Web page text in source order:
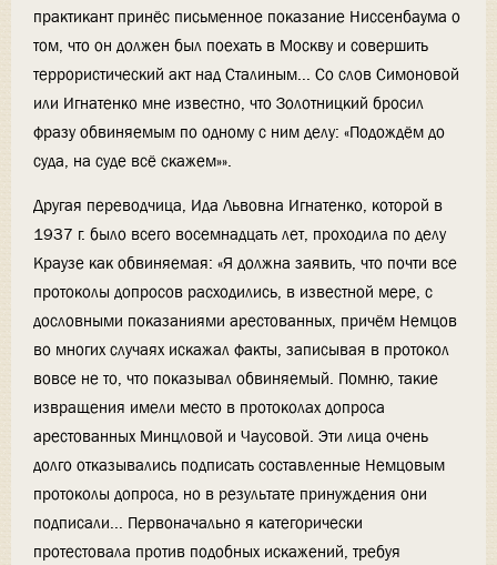
практикант принёс письменное показание Ниссенбаума о
том, что он должен был поехать в Москву и совершить
террористический акт над Сталиным... Со слов Симоновой
или Игнатенко мне известно, что Золотницкий бросил
фразу обвиняемым по одному с ним делу: «Подождём до
суда, на суде всё скажем»».
Другая переводчица, Ида Львовна Игнатенко, которой в
1937 г. было всего восемнадцать лет, проходила по делу
Краузе как обвиняемая: «Я должна заявить, что почти все
протоколы допросов расходились, в известной мере, с
дословными показаниями арестованных, причём Немцов
во многих случаях искажал факты, записывая в протокол
вовсе не то, что показывал обвиняемый. Помню, такие
извращения имели место в протоколах допроса
арестованных Минцловой и Чаусовой. Эти лица очень
долго отказывались подписать составленные Немцовым
протоколы допроса, но в результате принуждения они
подписали... Первоначально я категорически
протестовала против подобных искажений, требуя